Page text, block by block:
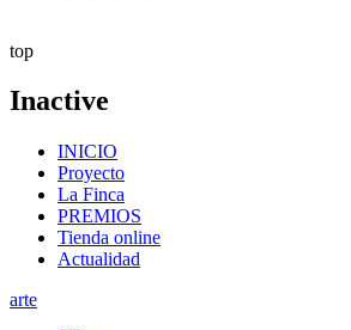
top
Inactive
INICIO
Proyecto
La Finca
PREMIOS
Tienda online
Actualidad
arte